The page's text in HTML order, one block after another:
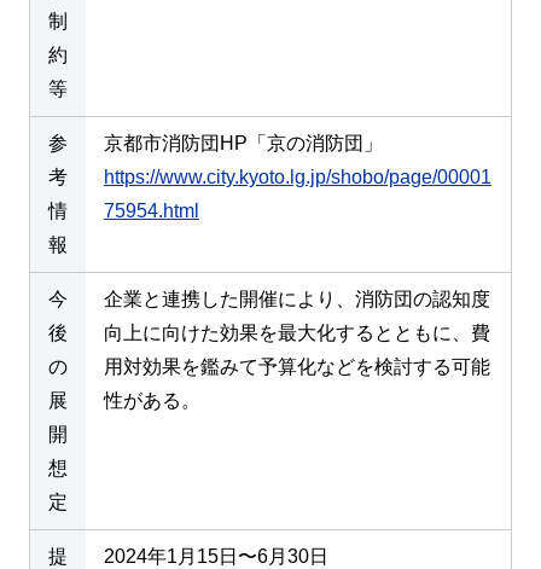
制
約
等
参
考
情
報
京都市消防団HP「京の消防団」
https://www.city.kyoto.lg.jp/shobo/page/00001
75954.html
今
後
の
展
開
想
定
企業と連携した開催により、消防団の認知度
向上に向けた効果を最大化するとともに、費
用対効果を鑑みて予算化などを検討する可能
性がある。
提
2024年1月15日〜6月30日